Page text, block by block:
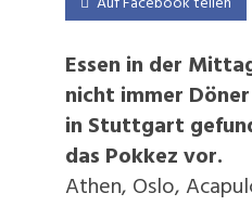
Essen in der
nicht immer
in Stuttgart
das Pokkez vor.
Athen, Oslo,